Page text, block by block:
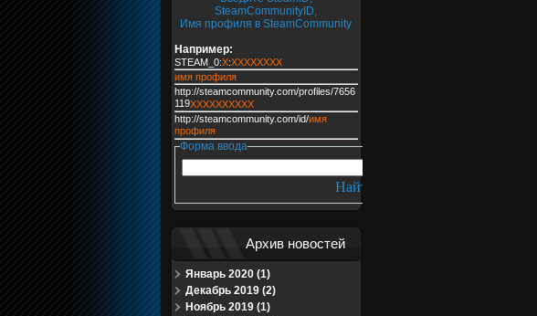
SteamCommunityID,
Имя профиля в SteamCommunity
Например:
STEAM_0:X:XXXXXXXX
имя профиля
http://steamcommunity.com/profiles/7656
119XXXXXXXXXX
http://steamcommunity.com/id/имя
профиля
Форма ввода
Архив новостей
Январь 2020 (1)
Декабрь 2019 (2)
Ноябрь 2019 (1)